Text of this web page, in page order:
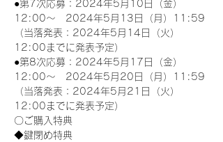
●第7次応募：2024年5月10日（金）
12:00～　2024年5月13日（月）11:59
（当落発表：2024年5月14日（火）
12:00までに発表予定）
●第8次応募：2024年5月17日（金）
12:00～　2024年5月20日（月）11:59
（当落発表：2024年5月21日（火）
12:00までに発表予定）
〇ご購入特典
◆鍵閉め特典